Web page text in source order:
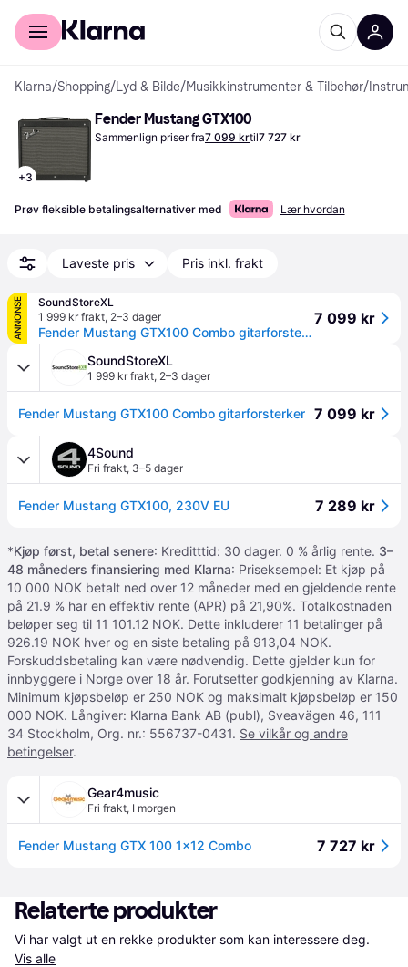
For kunder
Klarna/Shopping/Lyd & Bilde/Musikkinstrumenter & Tilbehør/
+3
Fender Mustang GTX100
Sammenlign priser fra7 099 krtil7 727 kr
Prøv fleksible betalingsalternativer med Lær hvordan
Laveste pris Pris inkl. frakt
ANNONSE
SoundStoreXL
1 999 kr frakt, 2–3 dager
Fender Mustang GTX100 Combo gitarforsterker
7 099 kr
SoundStoreXL
1 999 kr frakt, 2–3 dager
Fender Mustang GTX100 Combo gitarforsterker 7 099 kr
4Sound
Fri frakt, 3–5 dager
Fender Mustang GTX100, 230V EU 7 289 kr
*Kjøp først, betal senere: Kreditttid: 30 dager. 0 % årlig rente. 3–
48 måneders finansiering med Klarna: Priseksempel: Et kjøp på
10 000 NOK betalt ned over 12 måneder med en gjeldende rente
på 21.9 % har en effektiv rente (APR) på 21,90%. Totalkostnaden
beløper seg til 11 101.12 NOK. Dette inkluderer 11 betalinger på
926.19 NOK hver og en siste betaling på 913,04 NOK.
Forskuddsbetaling kan være nødvendig. Dette gjelder kun for
innbyggere i Norge over 18 år. Forutsetter godkjenning av Klarna.
Minimum kjøpsbeløp er 250 NOK og maksimalt kjøpsbeløp er 150
000 NOK. Långiver: Klarna Bank AB (publ), Sveavägen 46, 111
34 Stockholm, Org. nr.: 556737-0431. Se vilkår og andre
betingelser.
Gear4music
Fri frakt, I morgen
Fender Mustang GTX 100 1x12 Combo 7 727 kr
Relaterte produkter
Vis alle